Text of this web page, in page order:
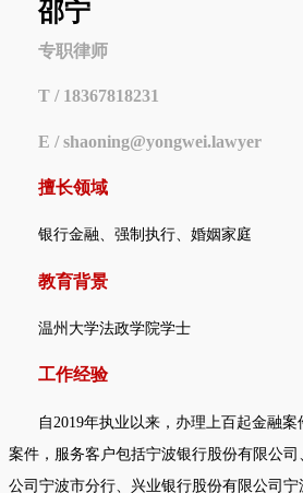
邵宁
专职律师
T / 18367818231
E / shaoning@yongwei.lawyer
擅长领域
银行金融、强制执行、婚姻家庭
教育背景
温州大学法政学院学士
工作经验
自 2019年执业以来，办理上百起金融
案件，服务客户包括宁波银行股份有限公
公司宁波市分行、兴业银行股份有限公司宁